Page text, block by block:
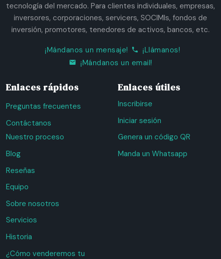
tecnología del mercado. Para clientes individuales, empresas,
inversores, corporaciones, servicers, SOCIMIs, fondos de
inversión, promotores, tenedores de activos, bancos, etc.
¡Mándanos un mensaje!
¡Llámanos!
¡Mándanos un email!
Enlaces rápidos
Preguntas frecuentes
Contáctanos
Nuestro proceso
Blog
Reseñas
Equipo
Sobre nosotros
Servicios
Historia
¿Cómo venderemos tu
Enlaces útiles
Inscribirse
Iniciar sesión
Genera un código QR
Manda un Whatsapp